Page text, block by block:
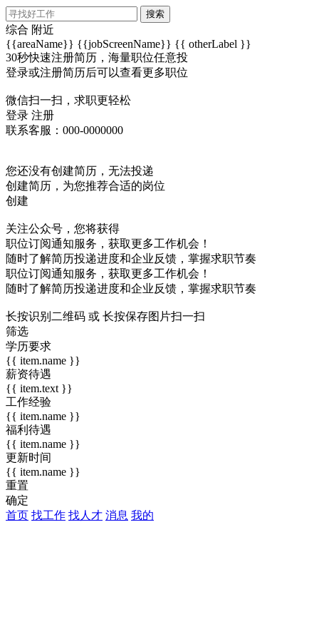
搜索
综合 附近
{{areaName}} {{jobScreenName}} {{ otherLabel }}
30秒快速注册简历，海量职位任意投
登录或注册简历后可以查看更多职位
微信扫一扫，求职更轻松
登录 注册
联系客服：000-0000000
您还没有创建简历，无法投递
创建简历，为您推荐合适的岗位
创建
关注公众号，您将获得
职位订阅通知服务，获取更多工作机会！
随时了解简历投递进度和企业反馈，掌握求职节奏
职位订阅通知服务，获取更多工作机会！
随时了解简历投递进度和企业反馈，掌握求职节奏
长按识别二维码 或 长按保存图片扫一扫
筛选
学历要求
{{ item.name }}
薪资待遇
{{ item.text }}
工作经验
{{ item.name }}
福利待遇
{{ item.name }}
更新时间
{{ item.name }}
重置
确定
首页 找工作 找人才 消息 我的